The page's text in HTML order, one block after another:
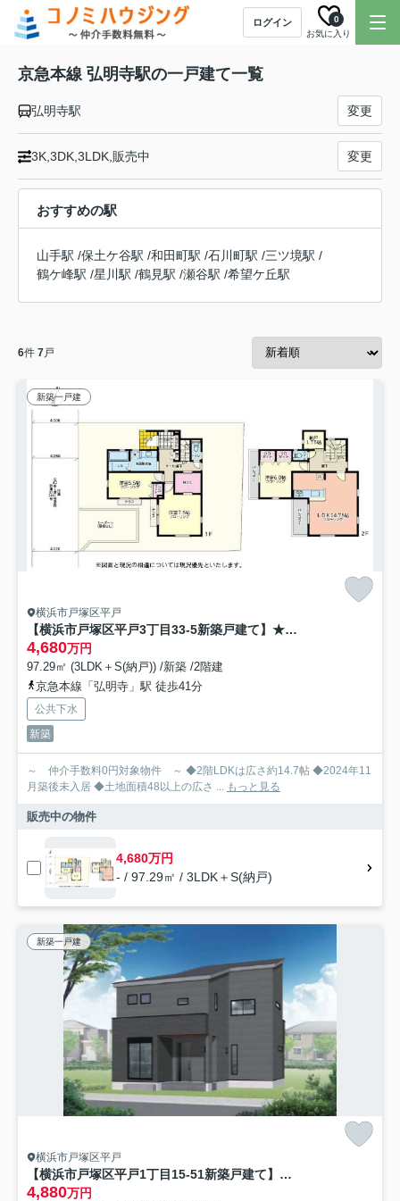
ログイン
お気に入り
0
京急本線 弘明寺駅の一戸建て一覧
弘明寺駅 変更
3K,3DK,3LDK,販売中 変更
おすすめの駅
山手駅 /保土ケ谷駅 /和田町駅 /石川町駅 /三ツ境駅 /
鶴ケ峰駅 /星川駅 /鶴見駅 /瀬谷駅 /希望ケ丘駅
6件 7戸
新築一戸建
横浜市戸塚区平戸
【横浜市戸塚区平戸3丁目33-5新築戸建て】★仲介手数料無料★
4,680万円
97.29㎡ (3LDK＋S(納戸)) /新築 /2階建
京急本線「弘明寺」駅 徒歩41分
公共下水
新築
～ 仲介手数料0円対象物件 ～ ◆2階LDKは広さ約14.7帖 ◆2024年11
月築後未入居 ◆土地面積48以上の広さ ... もっと見る
販売中の物件
4,680万円
- / 97.29㎡ / 3LDK＋S(納戸)
新築一戸建
横浜市戸塚区平戸
【横浜市戸塚区平戸1丁目15-51新築戸建て】★仲介手数料無料★（六ツ川西小学校・六ツ川中学校）
4,880万円